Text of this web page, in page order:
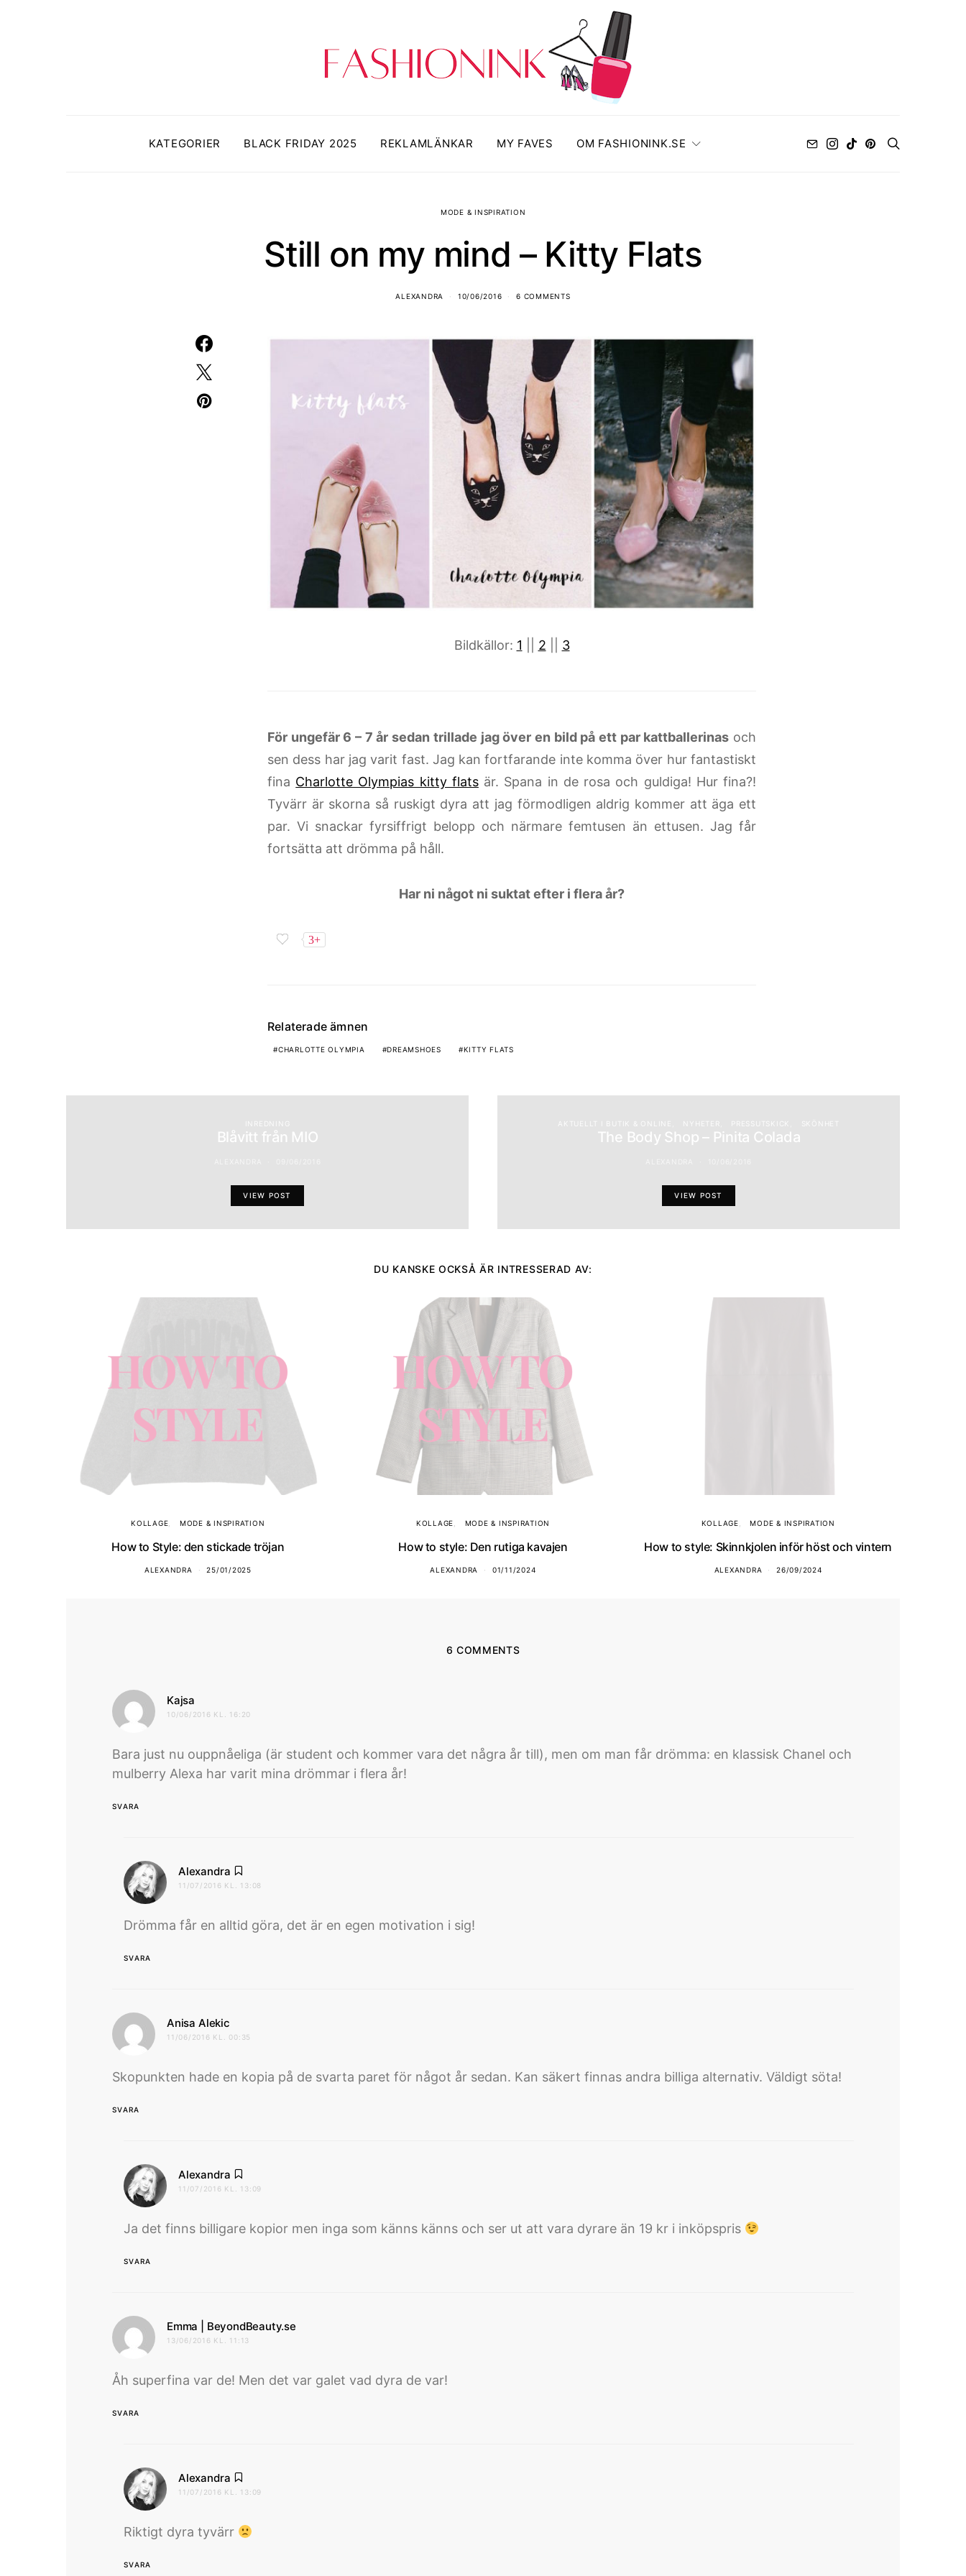
KATEGORIER BLACK FRIDAY 2025 REKLAMLÄNKAR MY FAVES OM FASHIONINK.SE
MODE & INSPIRATION
Still on my mind – Kitty Flats
ALEXANDRA 10/06/2016 6 COMMENTS
Bildkällor: 1 2 3
För ungefär 6 – 7 år sedan trillade jag över en bild på ett par kattballerinas och
sen dess har jag varit fast. Jag kan fortfarande inte komma över hur fantastiskt
fina Charlotte Olympias kitty flatsär. Spana in de rosa och guldiga! Hur fina?!
Tyvärr är skorna så ruskigt dyra att jag förmodligen aldrig kommer att äga ett
par. Vi snackar fyrsiffrigt belopp och närmare femtusen än ettusen. Jag får
fortsätta att drömma på håll.
Har ni något ni suktat efter i flera år?
3+
Relaterade ämnen
CHARLOTTE OLYMPIA DREAMSHOES KITTY FLATS
Blåvitt från MIO
VIEW POST
AKTUELLT I BUTIK & ONLINE NYHETER PRESSUTSKICK
The Body Shop – Pinita Colada
VIEW POST
DU KANSKE OCKSÅ ÄR INTRESSERAD AV:
KOLLAGE MODE & INSPIRATION
How to Style: den stickade tröjan
ALEXANDRA 25/01/2025
KOLLAGE MODE & INSPIRATION
How to style: Den rutiga kavajen
ALEXANDRA 01/11/2024
KOLLAGE MODE & INSPIRATION
How to style: Skinnkjolen inför höst och vintern
ALEXANDRA 26/09/2024
6 COMMENTS
Kajsa
10/06/2016 KL. 16:20
Bara just nu ouppnåeliga (är student och kommer vara det några år till), men om man får drömma: en klassisk Chanel och
mulberry Alexa har varit mina drömmar i flera år!
SVARA
Alexandra
11/07/2016 KL. 13:08
Drömma får en alltid göra, det är en egen motivation i sig!
SVARA
Anisa Alekic
11/06/2016 KL. 00:35
Skopunkten hade en kopia på de svarta paret för något år sedan. Kan säkert finnas andra billiga alternativ. Väldigt söta!
SVARA
Alexandra
11/07/2016 KL. 13:09
Ja det finns billigare kopior men inga som känns känns och ser ut att vara dyrare än 19 kr i inköpspris
SVARA
Emma | BeyondBeauty.se
13/06/2016 KL. 11:13
Åh superfina var de! Men det var galet vad dyra de var!
SVARA
Alexandra
11/07/2016 KL. 13:09
Riktigt dyra tyvärr
SVARA